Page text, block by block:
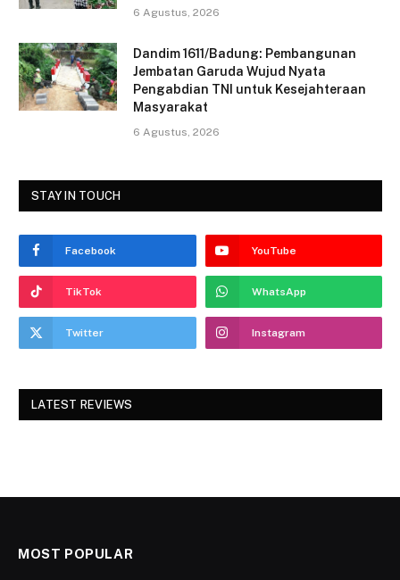
6 Agustus, 2026
Dandim 1611/Badung: Pembangunan
Jembatan Garuda Wujud Nyata
Pengabdian TNI untuk Kesejahteraan
Masyarakat
6 Agustus, 2026
STAY IN TOUCH
Facebook YouTube
TikTok WhatsApp
Twitter Instagram
LATEST REVIEWS
MOST POPULAR